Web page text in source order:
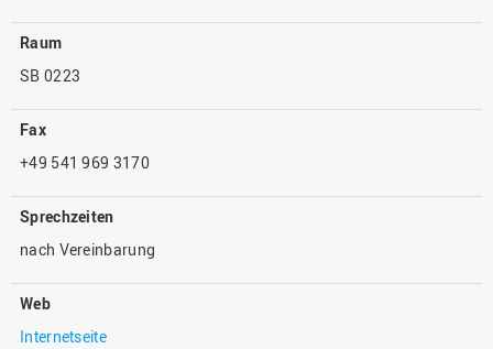
Raum
SB 0223
Fax
+49 541 969 3170
Sprechzeiten
nach Vereinbarung
Web
Internetseite